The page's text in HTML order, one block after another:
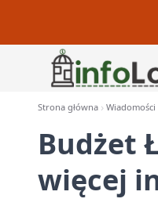
Strona główna Wiadomości
Budżet
więcej